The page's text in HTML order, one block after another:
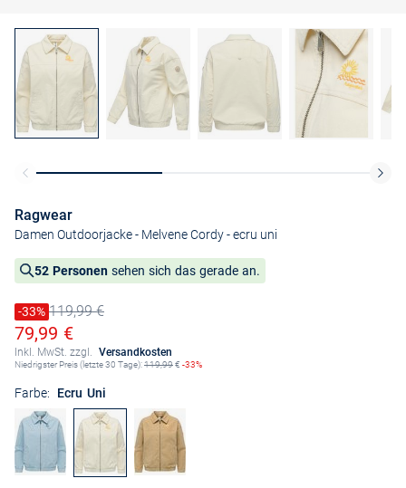
Ragwear
Damen Outdoorjacke - Melvene Cordy- ecru uni
52 Personen sehen sich das gerade an.
Preis reduziert um
-33%
Alter Preis119,99 €
Ermäßigter Preis
79,99 €
Inkl. MwSt. zzgl. Versandkosten
Niedrigster Preis (letzte 30 Tage):119,99€ -33%
Farbe: Ecru Uni